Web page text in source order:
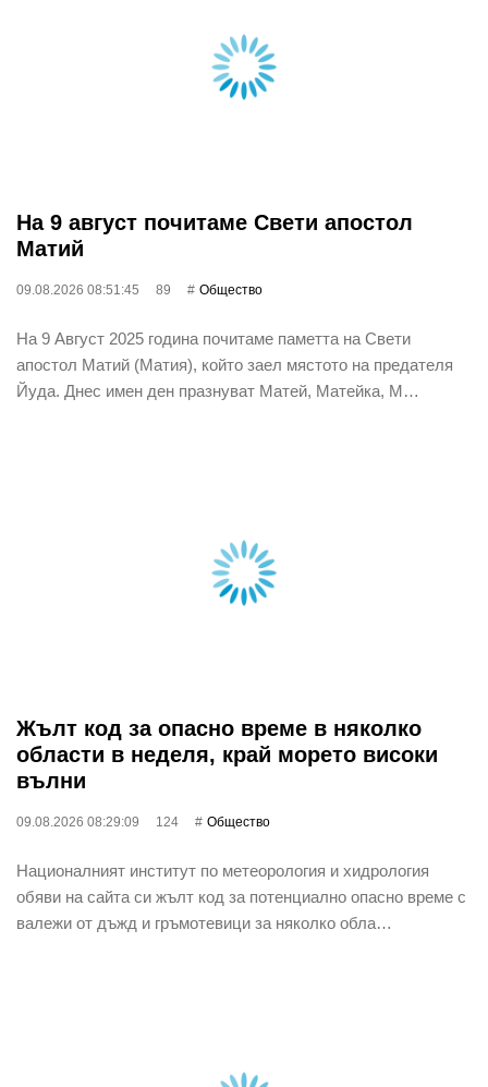
На 9 август почитаме Свети апостол
Матий
09.08.2026 08:51:45 89 Общество
На 9 Август 2025 година почитаме паметта на Свети
апостол Матий (Матия), който заел мястото на предателя
Йуда. Днес имен ден празнуват Матей, Матейка, М…
Жълт код за опасно време в няколко
области в неделя, край морето високи
вълни
09.08.2026 08:29:09 124 Общество
Националният институт по метеорология и хидрология
обяви на сайта си жълт код за потенциално опасно време с
валежи от дъжд и гръмотевици за няколко обла…